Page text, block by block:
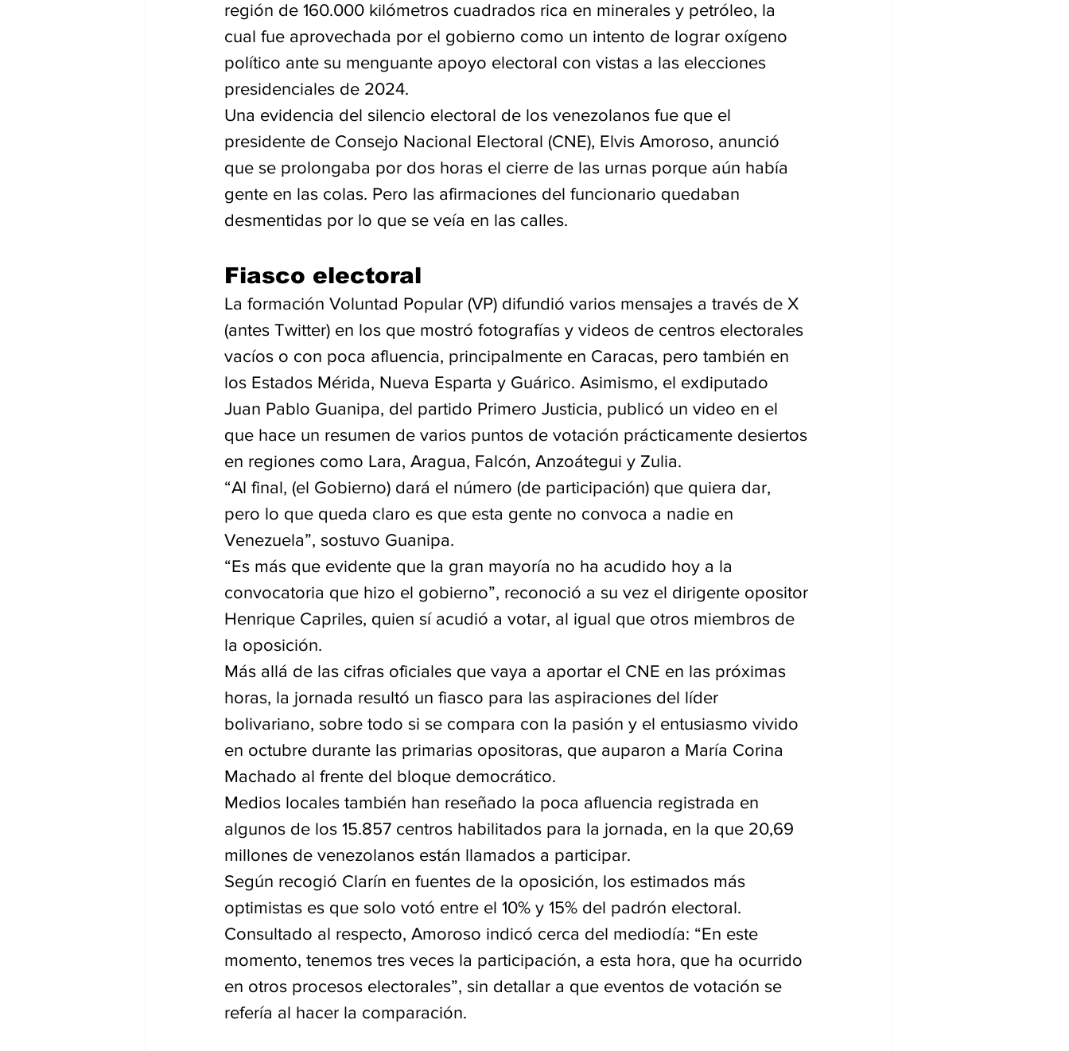
región de 160.000 kilómetros cuadrados rica en minerales y petróleo, la
cual fue aprovechada por el gobierno como un intento de lograr oxígeno
político ante su menguante apoyo electoral con vistas a las elecciones
presidenciales de 2024.
Una evidencia del silencio electoral de los venezolanos fue que el
presidente de Consejo Nacional Electoral (CNE), Elvis Amoroso, anunció
que se prolongaba por dos horas el cierre de las urnas porque aún había
gente en las colas. Pero las afirmaciones del funcionario quedaban
desmentidas por lo que se veía en las calles.
Fiasco electoral
La formación Voluntad Popular (VP) difundió varios mensajes a través de X
(antes Twitter) en los que mostró fotografías y videos de centros electorales
vacíos o con poca afluencia, principalmente en Caracas, pero también en
los Estados Mérida, Nueva Esparta y Guárico. Asimismo, el exdiputado
Juan Pablo Guanipa, del partido Primero Justicia, publicó un video en el
que hace un resumen de varios puntos de votación prácticamente desiertos
en regiones como Lara, Aragua, Falcón, Anzoátegui y Zulia.
“Al final, (el Gobierno) dará el número (de participación) que quiera dar,
pero lo que queda claro es que esta gente no convoca a nadie en
Venezuela”, sostuvo Guanipa.
“Es más que evidente que la gran mayoría no ha acudido hoy a la
convocatoria que hizo el gobierno”, reconoció a su vez el dirigente opositor
Henrique Capriles, quien sí acudió a votar, al igual que otros miembros de
la oposición.
Más allá de las cifras oficiales que vaya a aportar el CNE en las próximas
horas, la jornada resultó un fiasco para las aspiraciones del líder
bolivariano, sobre todo si se compara con la pasión y el entusiasmo vivido
en octubre durante las primarias opositoras, que auparon a María Corina
Machado al frente del bloque democrático.
Medios locales también han reseñado la poca afluencia registrada en
algunos de los 15.857 centros habilitados para la jornada, en la que 20,69
millones de venezolanos están llamados a participar.
Según recogió Clarín en fuentes de la oposición, los estimados más
optimistas es que solo votó entre el 10% y 15% del padrón electoral.
Consultado al respecto, Amoroso indicó cerca del mediodía: “En este
momento, tenemos tres veces la participación, a esta hora, que ha ocurrido
en otros procesos electorales”, sin detallar a que eventos de votación se
refería al hacer la comparación.